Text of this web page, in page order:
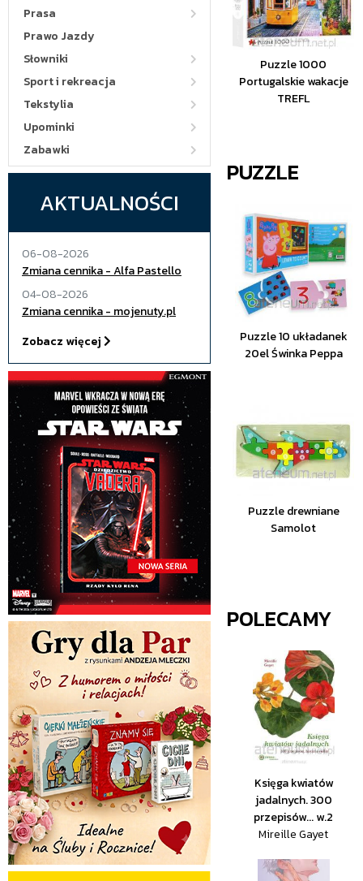
Prasa
Prawo Jazdy
Słowniki
Sport i rekreacja
Tekstylia
Upominki
Zabawki
AKTUALNOŚCI
06-08-2026
Zmiana cennika - Alfa Pastello
04-08-2026
Zmiana cennika - mojenuty.pl
Zobacz więcej
Puzzle 1000
Portugalskie wakacje
TREFL
PUZZLE
Puzzle 10 układanek
20el Świnka Peppa
Puzzle drewniane
Samolot
POLECAMY
Księga kwiatów
jadalnych. 300
przepisów... w.2
Mireille Gayet